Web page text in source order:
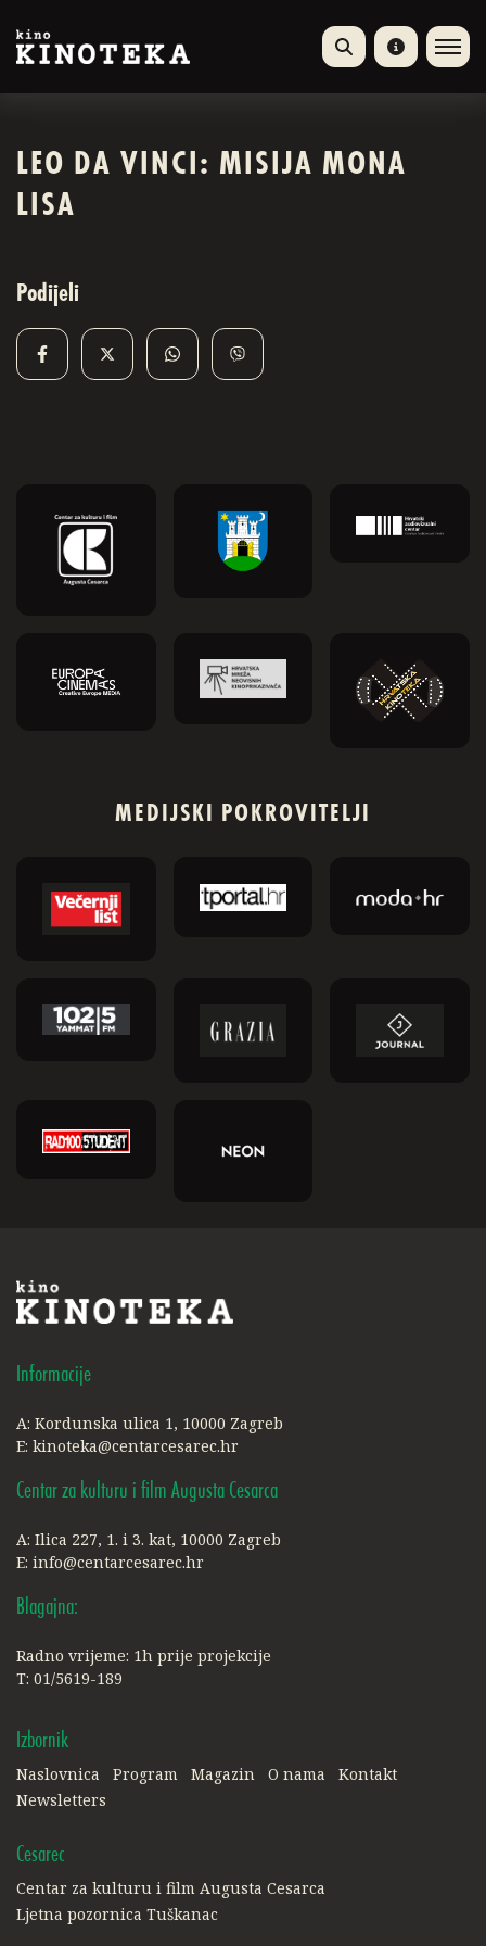
LEO DA VINCI: MISIJA MONA
LISA
Podijeli
MEDIJSKI POKROVITELJI
Informacije
A: Kordunska ulica 1, 10000 Zagreb
E: kinoteka@centarcesarec.hr
Centar za kulturu i film Augusta Cesarca
A: Ilica 227, 1. i 3. kat, 10000 Zagreb
E: info@centarcesarec.hr
Blagajna:
Radno vrijeme: 1h prije projekcije
T: 01/5619-189
Izbornik
Naslovnica Program Magazin O nama
Kontakt
Newsletters
Cesarec
Centar za kulturu i film Augusta Cesarca
Ljetna pozornica Tuškanac